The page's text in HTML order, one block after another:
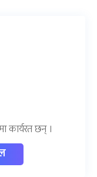
कार्यरत छन् ।